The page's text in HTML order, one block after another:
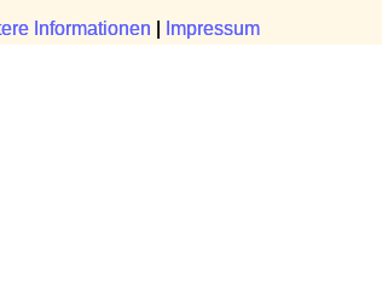
Informationen Impressum
Informationen Impressum